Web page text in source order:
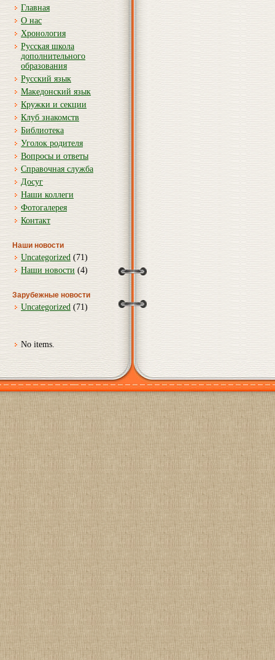
Главная
О нас
Хронология
Русская школа
дополнительного
образования
Русский язык
Македонский язык
Кружки и секции
Клуб знакомств
Библиотека
Уголок родителя
Вопросы и ответы
Справочная служба
Досуг
Наши коллеги
Фотогалерея
Контакт
Наши новости
Uncategorized (71)
Наши новости (4)
Зарубежные новости
Uncategorized (71)
No items.